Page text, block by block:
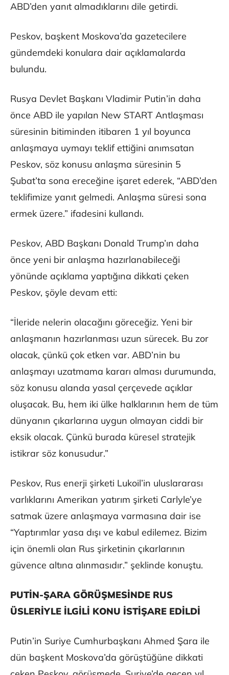
ABD’den yanıt almadıklarını dile getirdi.
Peskov, başkent Moskova’da gazetecilere
gündemdeki konulara dair açıklamalarda
bulundu.
Rusya Devlet Başkanı Vladimir Putin’in daha
önce ABD ile yapılan New START Antlaşması
süresinin bitiminden itibaren 1 yıl boyunca
anlaşmaya uymayı teklif ettiğini anımsatan
Peskov, söz konusu anlaşma süresinin 5
Şubat’ta sona ereceğine işaret ederek, “ABD’den
teklifimize yanıt gelmedi. Anlaşma süresi sona
ermek üzere.” ifadesini kullandı.
Peskov, ABD Başkanı Donald Trump’ın daha
önce yeni bir anlaşma hazırlanabileceği
yönünde açıklama yaptığına dikkati çeken
Peskov, şöyle devam etti:
“İleride nelerin olacağını göreceğiz. Yeni bir
anlaşmanın hazırlanması uzun sürecek. Bu zor
olacak, çünkü çok etken var. ABD’nin bu
anlaşmayı uzatmama kararı alması durumunda,
söz konusu alanda yasal çerçevede açıklar
oluşacak. Bu, hem iki ülke halklarının hem de tüm
dünyanın çıkarlarına uygun olmayan ciddi bir
eksik olacak. Çünkü burada küresel stratejik
istikrar söz konusudur.”
Peskov, Rus enerji şirketi Lukoil’in uluslararası
varlıklarını Amerikan yatırım şirketi Carlyle’ye
satmak üzere anlaşmaya varmasına dair ise
“Yaptırımlar yasa dışı ve kabul edilemez. Bizim
için önemli olan Rus şirketinin çıkarlarının
güvence altına alınmasıdır.” şeklinde konuştu.
PUTİN-ŞARA GÖRÜŞMESİNDE RUS
ÜSLERİYLE İLGİLİ KONU İSTİŞARE EDİLDİ
Putin’in Suriye Cumhurbaşkanı Ahmed Şara ile
dün başkent Moskova’da görüştüğüne dikkati